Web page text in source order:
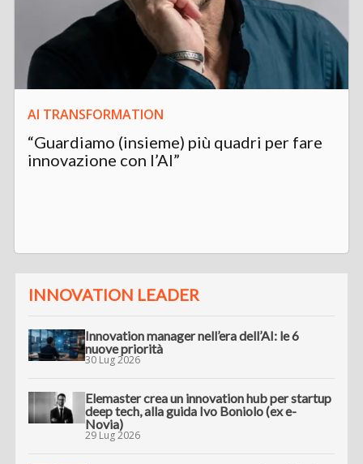
AI TRANSFORMATION
“Guardiamo (insieme) più quadri per fare
innovazione con l’AI”
INNOVATION LEADER
Innovation manager nell’era dell’AI: le 6
nuove priorità
30 Lug 2026
Elemaster crea un innovation hub per startup
deep tech, alla guida Ivo Boniolo (ex e-
Novia)
29 Lug 2026